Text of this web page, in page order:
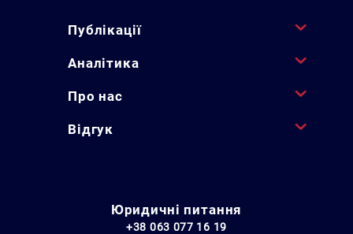
Публікації
Аналітика
Про нас
Відгук
Юридичні питання
+38 063 077 16 19